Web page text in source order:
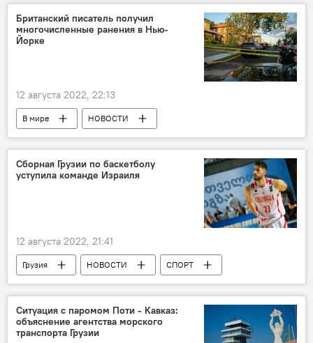
Британский писатель получил
многочисленные ранения в Нью-
Йорке
12 августа 2022, 22:13
В мире
НОВОСТИ
ПРОИСШЕСТВИЯ
Иран
Великобритания
Сборная Грузии по баскетболу
уступила команде Израиля
12 августа 2022, 21:41
Грузия НОВОСТИ
СПОРТ
Торнике Шенгелия
баскетбол
Новости грузинского баскетбола
Чемпионат Европы по баскетболу
Ситуация с паромом Поти - Кавказ:
объяснение агентства морского
транспорта Грузии